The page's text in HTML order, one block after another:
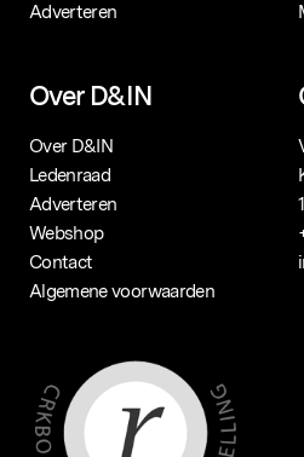
Adverteren
Over D&IN
Over D&IN
Ledenraad
Adverteren
Webshop
Contact
Algemene voorwaarden